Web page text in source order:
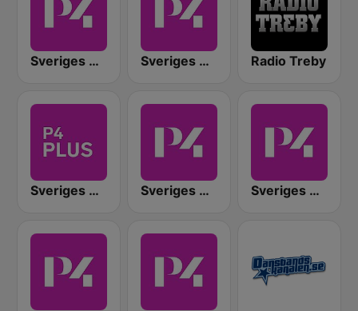
Sveriges Radio P4 Västmanland Sveriges Radio P4 Uppland Radio Treby
Sveriges Radio P4 Plus Sveriges Radio P4 Halland Sveriges Radio P4 Sörmland